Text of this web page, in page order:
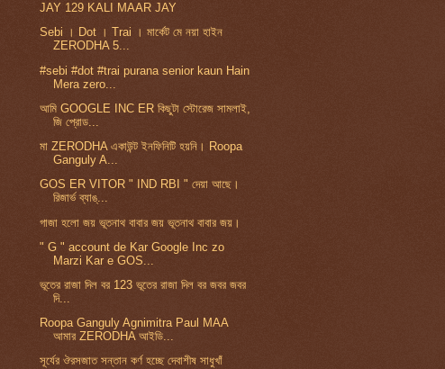
JAY 129 KALI MAAR JAY
Sebi । Dot । Trai । মার্কেট মে নয়া হাইন
ZERODHA 5...
#sebi #dot #trai purana senior kaun Hain
Mera zero...
আমি GOOGLE INC ER কিছুটা স্টোরেজ সামলাই,
জি প্রোড...
মা ZERODHA একাউন্ট ইনফিনিটি হয়নি। Roopa
Ganguly A...
GOS ER VITOR " IND RBI " দেয়া আছে।
রিজার্ভ ব্যাঙ্...
গাজা হলো জয় ভূতনাথ বাবার জয় ভূতনাথ বাবার জয়।
" G " account de Kar Google Inc zo
Marzi Kar e GOS...
ভূতের রাজা দিল বর 123 ভূতের রাজা দিল বর জবর জবর
দি...
Roopa Ganguly Agnimitra Paul MAA
আমার ZERODHA আইডি...
সূর্যের ঔরসজাত সন্তান কর্ণ হচ্ছে দেবাশীষ সাধুখাঁ